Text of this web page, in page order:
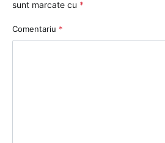
sunt marcate cu *
Comentariu *